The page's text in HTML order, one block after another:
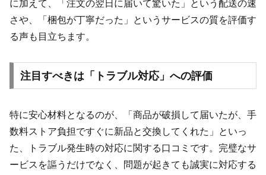
に加えて、「注文の翌日に届いて驚いた」という配送の速
さや、「梱包が丁寧だった」というサービスの質を評価す
る声も目立ちます。
注目すべきは「トラブル対応」への評価
特に安心材料となるのが、「商品が破損して届いたが、手
数料ストア負担ですぐに新品と交換してくれた」といっ
た、トラブル発生時の対応に関する口コミです。完璧なサ
ービスを謳うだけでなく、問題が起きても誠実に対応する